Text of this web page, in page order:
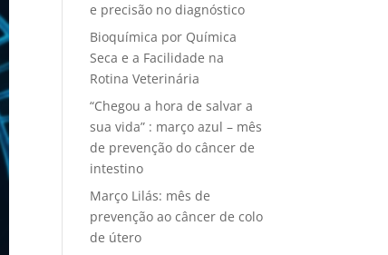
e precisão no diagnóstico
Bioquímica por Química
Seca e a Facilidade na
Rotina Veterinária
“Chegou a hora de salvar a
sua vida” : março azul – mês
de prevenção do câncer de
intestino
Março Lilás: mês de
prevenção ao câncer de colo
de útero